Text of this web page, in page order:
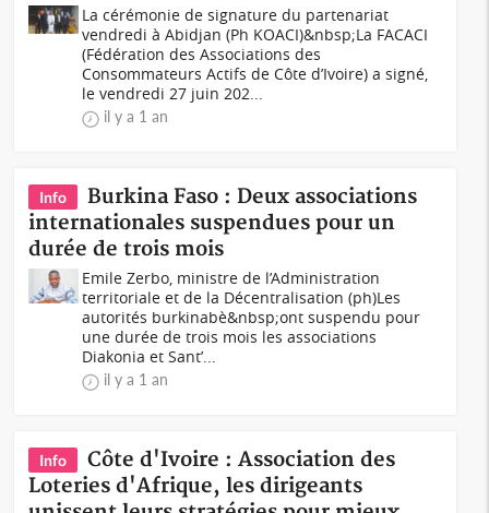
La cérémonie de signature du partenariat
vendredi à Abidjan (Ph KOACI)&nbsp;La FACACI
(Fédération des Associations des
Consommateurs Actifs de Côte d’Ivoire) a signé,
le vendredi 27 juin 202...
il y a 1 an
Info
Burkina Faso : Deux associations
internationales suspendues pour un
durée de trois mois
Emile Zerbo, ministre de l’Administration
territoriale et de la Décentralisation (ph)Les
autorités burkinabè&nbsp;ont suspendu pour
une durée de trois mois les associations
Diakonia et Sant’...
il y a 1 an
Info
Côte d'Ivoire : Association des
Loteries d'Afrique, les dirigeants